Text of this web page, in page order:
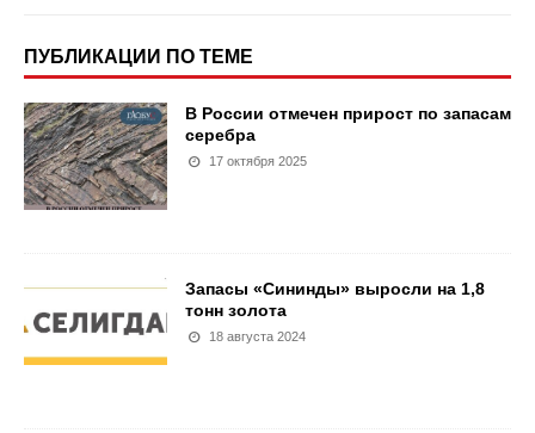
ПУБЛИКАЦИИ ПО ТЕМЕ
В России отмечен прирост по запасам
серебра
17 октября 2025
Запасы «Сининды» выросли на 1,8
тонн золота
18 августа 2024